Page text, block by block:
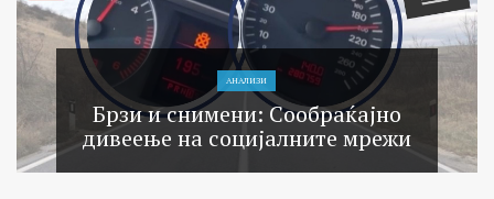
АНАЛИЗИ
Брзи и снимени: Сообраќајно
дивеење на социјалните мрежи